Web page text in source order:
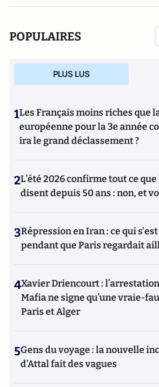
POPULAIRES
PLUS LUS
1Les Français moins riches que
européenne pour la 3e année
ira le grand déclassement ?
2L’été 2026 confirme tout ce
disent depuis 50 ans : non, et
3Répression en Iran : ce qui
pendant que Paris regardait
4Xavier Driencourt :
Mafia ne signe qu’une vraie-
Paris et Alger
5Gens du voyage : la nouvelle
d'Attal fait des vagues